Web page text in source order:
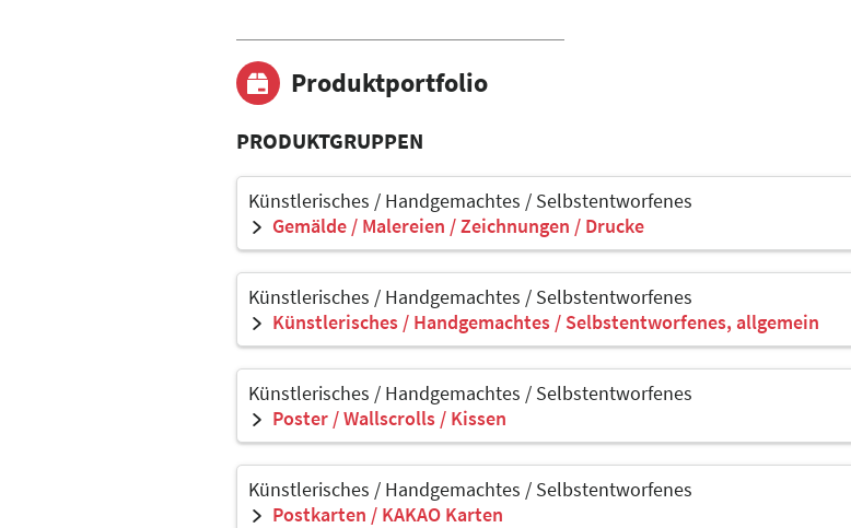
Produktportfolio
PRODUKTGRUPPEN
Künstlerisches / Handgemachtes / Selbstentworfenes
Gemälde / Malereien / Zeichnungen / Drucke
Künstlerisches / Handgemachtes / Selbstentworfenes
Künstlerisches / Handgemachtes / Selbstentworfenes, allgemein
Künstlerisches / Handgemachtes / Selbstentworfenes
Poster / Wallscrolls / Kissen
Künstlerisches / Handgemachtes / Selbstentworfenes
Postkarten / KAKAO Karten